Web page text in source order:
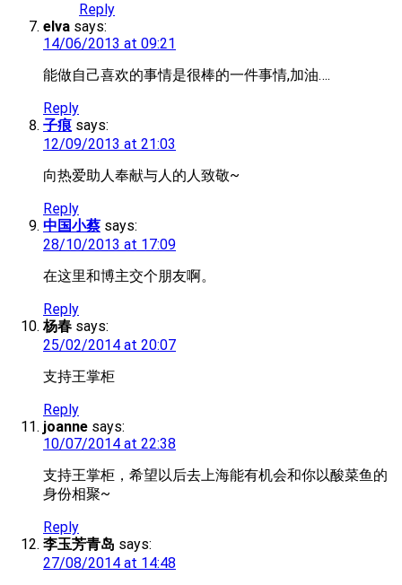
Reply
elva says:
14/06/2013 at 09:21
能做自己喜欢的事情是很棒的一件事情,加油….
Reply
子痕 says:
12/09/2013 at 21:03
向热爱助人奉献与人的人致敬~
Reply
中国小蔡 says:
28/10/2013 at 17:09
在这里和博主交个朋友啊。
Reply
杨春 says:
25/02/2014 at 20:07
支持王掌柜
Reply
joanne says:
10/07/2014 at 22:38
支持王掌柜，希望以后去上海能有机会和你以酸菜鱼的
身份相聚~
Reply
李玉芳青岛 says:
27/08/2014 at 14:48